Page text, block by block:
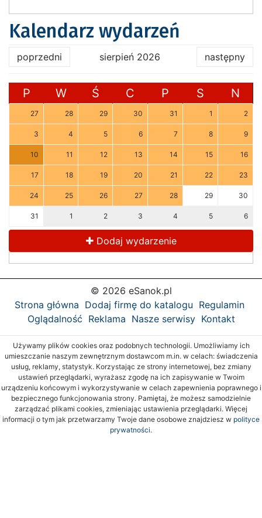
Kalendarz wydarzeń
poprzedni sierpień 2026 następny
P W Ś C P S N
27 28 29 30 31 1 2
3 4 5 6 7 8 9
10 11 12 13 14 15 16
17 18 19 20 21 22 23
24 25 26 27 28 29 30
31 1 2 3 4 5 6
Dodaj wydarzenie
© 2026 eSanok.pl
Strona główna Dodaj firmę do katalogu Regulamin
Oglądalność Reklama Nasze serwisy Kontakt
Używamy plików cookies oraz podobnych technologii. Umożliwiamy ich
umieszczanie naszym zewnętrznym dostawcom m.in. w celach: świadczenia
usług, reklamy, statystyk. Korzystając ze strony internetowej, bez zmiany
ustawień przeglądarki, wyrażasz zgodę na ich zapisywanie w Twoim
urządzeniu końcowym i wykorzystywanie w celach zapewnienia poprawnego i
bezpiecznego funkcjonowania strony. Pamiętaj, że możesz samodzielnie
zarządzać plikami cookies, zmieniając ustawienia przeglądarki. Więcej
informacji o tym jak przetwarzamy Twoje dane osobowe znajdziesz w polityce
prywatności.